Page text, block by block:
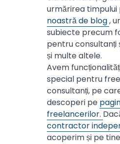
urmărirea timpului
noastră de blog,
subiecte precum
pentru consultanți
și multe altele.
Avem
special pentru
consultanți, pe
descoperi pe
freelancerilor.
contractor
acoperim și pe